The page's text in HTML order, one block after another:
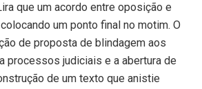
que um acordo entre oposição e
um ponto final no motim. O
de proposta de blindagem aos
processos judiciais e a abertura de
de um texto que anistie